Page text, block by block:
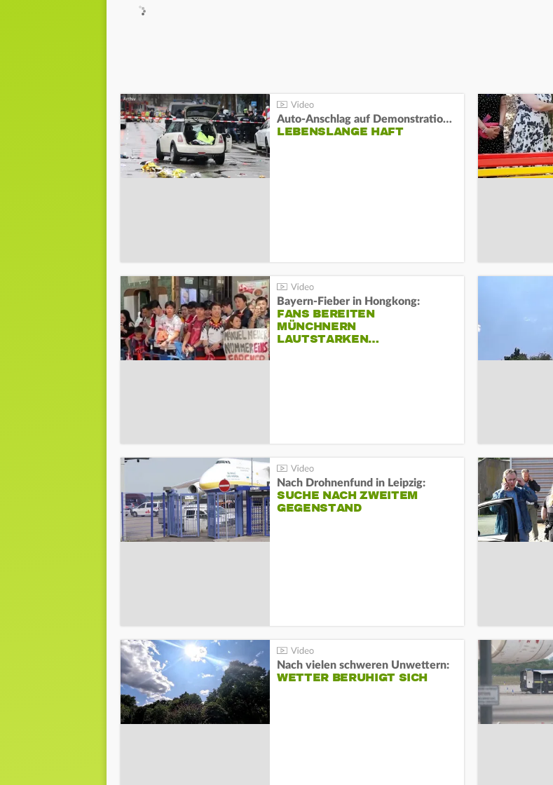
Auto-Anschlag auf Demonstration in München:
LEBENSLANGE HAFT
Bayern-Fieber in Hongkong:
FANS BEREITEN
MÜNCHNERN
LAUTSTARKEN…
Nach Drohnenfund in Leipzig:
SUCHE NACH ZWEITEM
GEGENSTAND
Nach vielen schweren Unwettern:
WETTER BERUHIGT SICH